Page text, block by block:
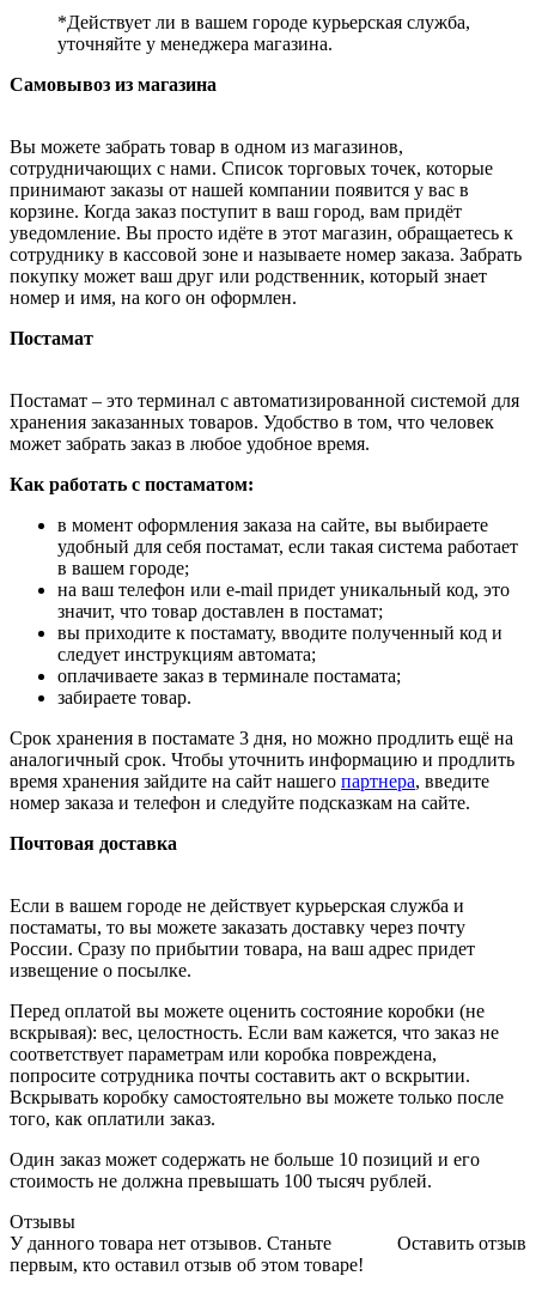
*Действует ли в вашем городе курьерская служба,
уточняйте у менеджера магазина.
Самовывоз из магазина
Вы можете забрать товар в одном из магазинов,
сотрудничающих с нами. Список торговых точек, которые
принимают заказы от нашей компании появится у вас в
корзине. Когда заказ поступит в ваш город, вам придёт
уведомление. Вы просто идёте в этот магазин, обращаетесь к
сотруднику в кассовой зоне и называете номер заказа. Забрать
покупку может ваш друг или родственник, который знает
номер и имя, на кого он оформлен.
Постамат
Постамат – это терминал с автоматизированной системой для
хранения заказанных товаров. Удобство в том, что человек
может забрать заказ в любое удобное время.
Как работать с постаматом:
в момент оформления заказа на сайте, вы выбираете
удобный для себя постамат, если такая система работает
в вашем городе;
на ваш телефон или e-mail придет уникальный код, это
значит, что товар доставлен в постамат;
вы приходите к постамату, вводите полученный код и
следует инструкциям автомата;
оплачиваете заказ в терминале постамата;
забираете товар.
Срок хранения в постамате 3 дня, но можно продлить ещё на
аналогичный срок. Чтобы уточнить информацию и продлить
время хранения зайдите на сайт нашего партнера, введите
номер заказа и телефон и следуйте подсказкам на сайте.
Почтовая доставка
Если в вашем городе не действует курьерская служба и
постаматы, то вы можете заказать доставку через почту
России. Сразу по прибытии товара, на ваш адрес придет
извещение о посылке.
Перед оплатой вы можете оценить состояние коробки (не
вскрывая): вес, целостность. Если вам кажется, что заказ не
соответствует параметрам или коробка повреждена,
попросите сотрудника почты составить акт о вскрытии.
Вскрывать коробку самостоятельно вы можете только после
того, как оплатили заказ.
Один заказ может содержать не больше 10 позиций и его
стоимость не должна превышать 100 тысяч рублей.
Отзывы
Оставить отзыв
У данного товара нет отзывов. Станьте
первым, кто оставил отзыв об этом товаре!